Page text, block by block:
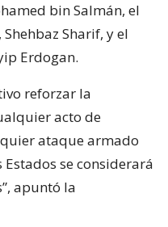
bin Salmán, el
Sharif, y el
Erdogan.
reforzar la
acto de
ataque armado
se considerará
apuntó la